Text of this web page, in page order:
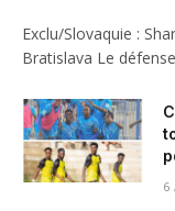
Exclu/Slovaquie :
Bratislava Le
6